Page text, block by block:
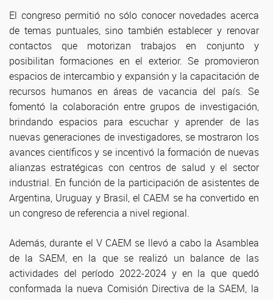
El congreso permitió no sólo conocer novedades acerca
de temas puntuales, sino también establecer y renovar
contactos que motorizan trabajos en conjunto y
posibilitan formaciones en el exterior. Se promovieron
espacios de intercambio y expansión y la capacitación de
recursos humanos en áreas de vacancia del país. Se
fomentó la colaboración entre grupos de investigación,
brindando espacios para escuchar y aprender de las
nuevas generaciones de investigadores, se mostraron los
avances científicos y se incentivó la formación de nuevas
alianzas estratégicas con centros de salud y el sector
industrial. En función de la participación de asistentes de
Argentina, Uruguay y Brasil, el CAEM se ha convertido en
un congreso de referencia a nivel regional.
Además, durante el V CAEM se llevó a cabo la Asamblea
de la SAEM, en la que se realizó un balance de las
actividades del período 2022-2024 y en la que quedó
conformada la nueva Comisión Directiva de la SAEM, la